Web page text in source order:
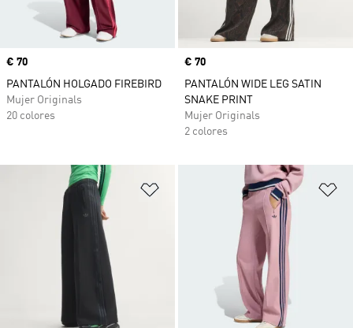
Precio
€ 70
PANTALÓN HOLGADO FIREBIRD
Mujer Originals
20 colores
Precio
€ 70
PANTALÓN WIDE LEG SATIN
SNAKE PRINT
Mujer Originals
2 colores
Añadir a la lista de deseos